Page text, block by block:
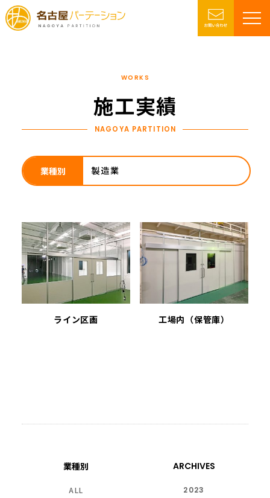
WORKS
施工実績
NAGOYA PARTITION
業種別
ライン区画 工場内（保管庫）
業種別
ALL
ARCHIVES
2023